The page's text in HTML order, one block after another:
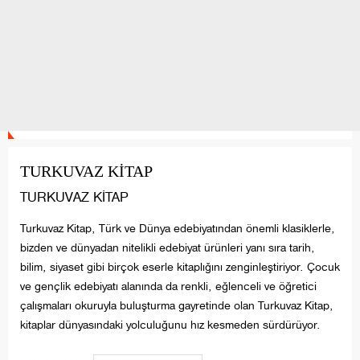
TURKUVAZ KİTAP
TURKUVAZ KİTAP
Turkuvaz Kitap, Türk ve Dünya edebiyatından önemli klasiklerle,
bizden ve dünyadan nitelikli edebiyat ürünleri yanı sıra tarih,
bilim, siyaset gibi birçok eserle kitaplığını zenginleştiriyor. Çocuk
ve gençlik edebiyatı alanında da renkli, eğlenceli ve öğretici
çalışmaları okuruyla buluşturma gayretinde olan Turkuvaz Kitap,
kitaplar dünyasındaki yolculuğunu hız kesmeden sürdürüyor.